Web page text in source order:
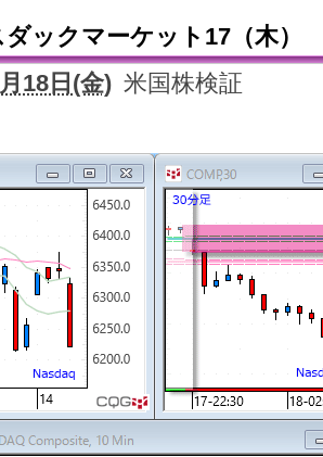
ックマーケット17（木）
18日(金) 米国株検証